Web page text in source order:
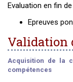
Evaluation en fin
Epreuves
Validation
Acquisition de la
compétences